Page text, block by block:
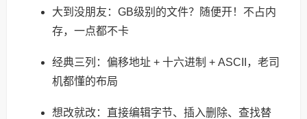
大到没朋友：GB级别的文件？随便开！不占内
存，一点都不卡
经典三列：偏移地址 + 十六进制 + ASCII，老司
机都懂的布局
想改就改：直接编辑字节、插入删除、查找替